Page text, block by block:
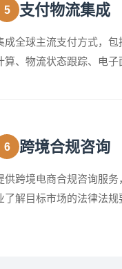
5 支付物流集成
成全球主流支付方式，
算、物流状态跟踪、电子
6 跨境合规咨询
供跨境电商合规咨询服
了解目标市场的法律法规